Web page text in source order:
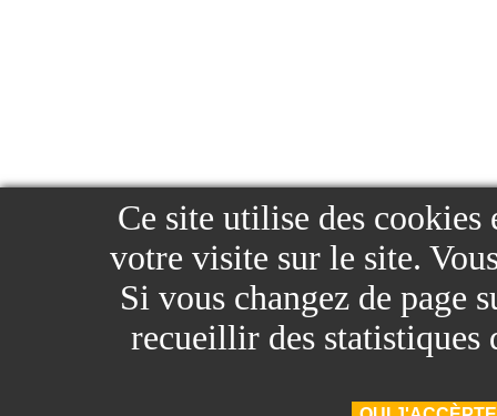
Ce site utilise des
votre visite sur le site.
Si vous changez de page
recueillir des statistiques